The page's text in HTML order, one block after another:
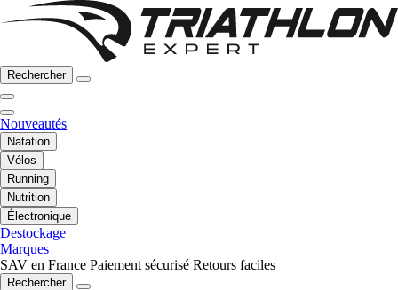
Rechercher
Nouveautés
Natation
Vélos
Running
Nutrition
Électronique
Destockage
Marques
SAV en France Paiement sécurisé Retours faciles
Rechercher